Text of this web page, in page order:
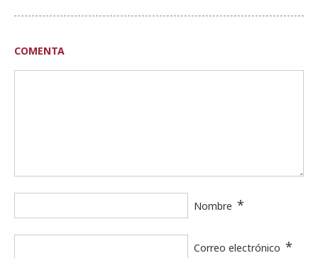
COMENTA
Nombre *
Correo electrónico *